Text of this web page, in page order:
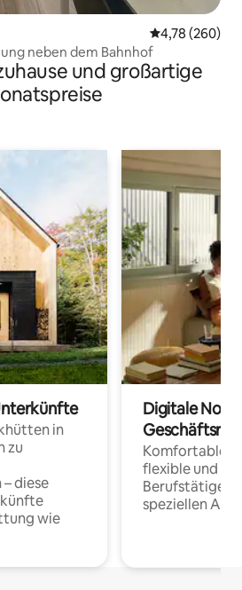
4,78 (260)
neben dem Bahnhof
und großartige
in
zu
diese
wie
Digitale
Komfortable
flexible und
Berufstätige
speziellen